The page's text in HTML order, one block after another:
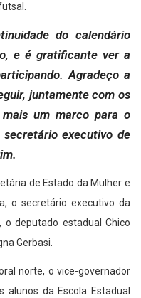
do calendário
e é gratificante ver a
Agradeço a
juntamente com os
mais um marco para o
executivo de
de Estado da Mulher e
o secretário executivo da
o deputado estadual Chico
Gerbasi.
norte, o vice-governador
da Escola Estadual